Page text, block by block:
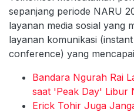
sepanjang periode NARU
layanan media sosial yang
layanan komunikasi
conference) yang
Bandara Ngurah Rai
saat 'Peak Day' Libur
Erick Tohir Juga